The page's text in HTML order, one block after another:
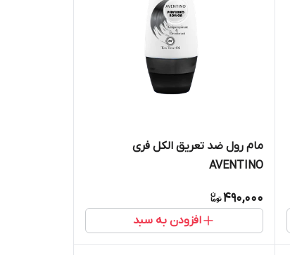
مام رول ضد تعریق الکل فری
AVENTINO
490,000
افزودن به سبد